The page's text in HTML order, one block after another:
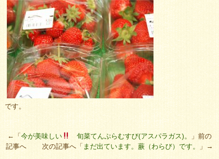
です。
←「今が美味しい 旬菜てんぷらむすび(アスパラガス)。 」前の
記事へ 次の記事へ「 まだ出ています。蕨（わらび）です。 」→